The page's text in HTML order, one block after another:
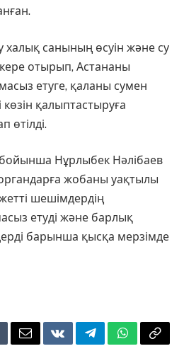
санының өсуін және су
отырып, Астананы
етуге, қаланы сумен
қалыптастыруға
өтілді.
Нұрлыбек Нәлібаев
жобаны уақтылы
шешімдердің
етуді және барлық
барынша қысқа мерзімде
EmailVKontakteTelegramWhatsApp
Copy